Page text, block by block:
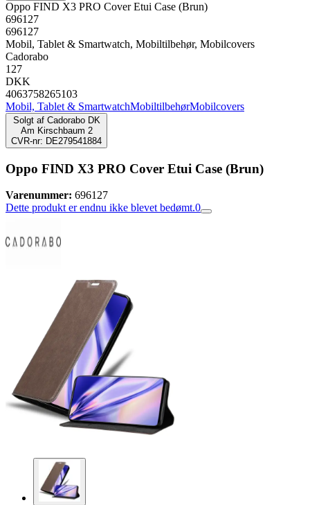
Oppo FIND X3 PRO Cover Etui Case (Brun)
696127
696127
Mobil, Tablet & Smartwatch, Mobiltilbehør, Mobilcovers
Cadorabo
127
DKK
4063758265103
Mobil, Tablet & SmartwatchMobiltilbehørMobilcovers
Solgt af Cadorabo DK
Am Kirschbaum 2
CVR-nr: DE279541884
Oppo FIND X3 PRO Cover Etui Case (Brun)
Varenummer: 696127
Dette produkt er endnu ikke blevet bedømt.0